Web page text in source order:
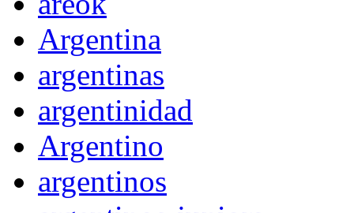
Argentina
argentinas
argentinidad
Argentino
argentinos